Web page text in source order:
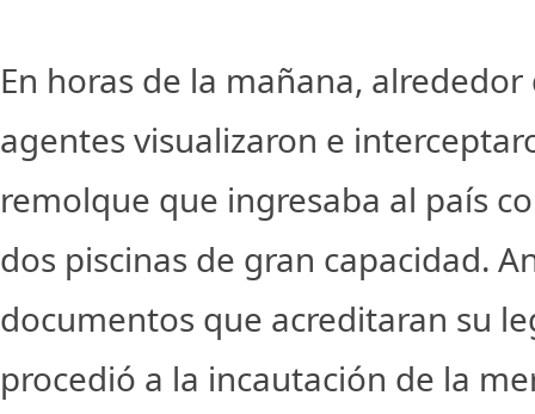
En horas de la mañana, alrededor
agentes visualizaron e
remolque que ingresaba al país
dos piscinas de gran capacidad.
documentos que acreditaran su
procedió a la incautación de la